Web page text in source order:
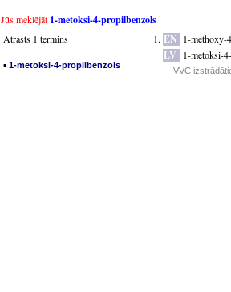
Jūs meklējāt 1-metoksi-4-propilbenzols
Atrasts 1 termins
▪ 1-metoksi-4-propilbenzols
EN 1-methoxy-
LV 1-metoksi-
VVC